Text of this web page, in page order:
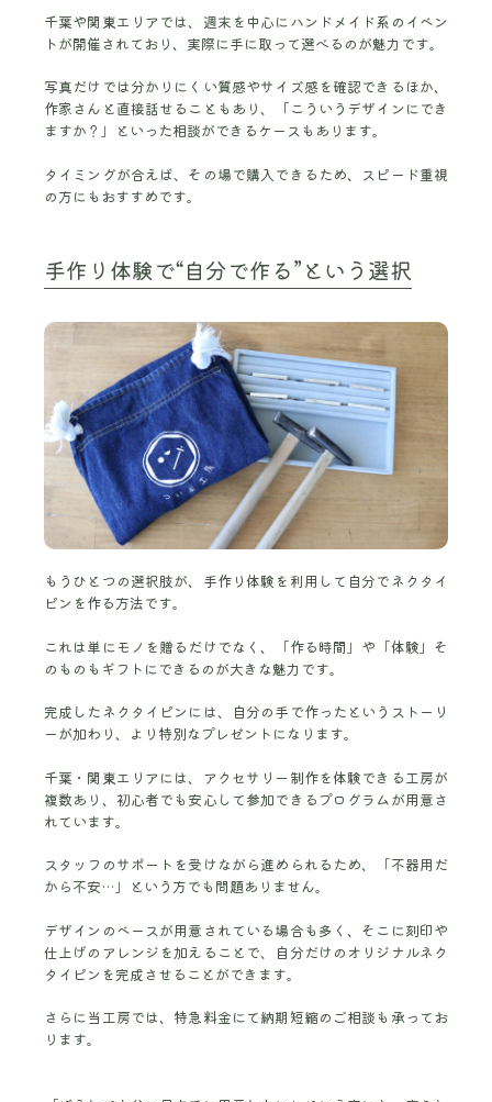
千葉や関東エリアでは、週末を中心にハンドメイド系のイベン
トが開催されており、実際に手に取って選べるのが魅力です。
写真だけでは分かりにくい質感やサイズ感を確認できるほか、
作家さんと直接話せることもあり、「こういうデザインにでき
ますか？」といった相談ができるケースもあります。
タイミングが合えば、その場で購入できるため、スピード重視
の方にもおすすめです。
手作り体験で“自分で作る”という選択
もうひとつの選択肢が、手作り体験を利用して自分でネクタイ
ピンを作る方法です。
これは単にモノを贈るだけでなく、「作る時間」や「体験」そ
のものもギフトにできるのが大きな魅力です。
完成したネクタイピンには、自分の手で作ったというストーリ
ーが加わり、より特別なプレゼントになります。
千葉・関東エリアには、アクセサリー制作を体験できる工房が
複数あり、初心者でも安心して参加できるプログラムが用意さ
れています。
スタッフのサポートを受けながら進められるため、「不器用だ
から不安…」という方でも問題ありません。
デザインのベースが用意されている場合も多く、そこに刻印や
仕上げのアレンジを加えることで、自分だけのオリジナルネク
タイピンを完成させることができます。
さらに当工房では、特急料金にて納期短縮のご相談も承ってお
ります。